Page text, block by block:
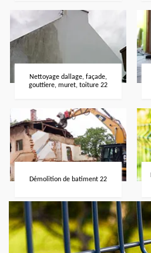
Nettoyage dallage, façade,
gouttiere, muret, toiture 22
Démolition de batiment 22